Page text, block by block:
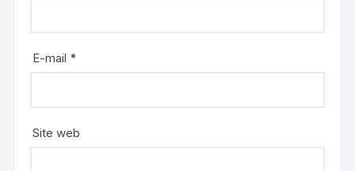
E-mail *
Site web